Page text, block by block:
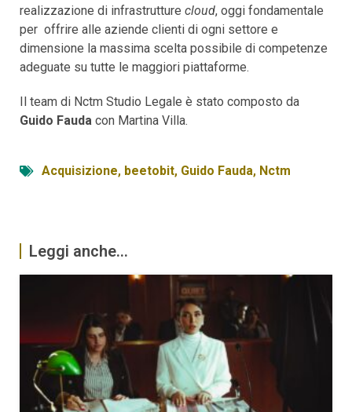
realizzazione di infrastrutture cloud, oggi fondamentale
per offrire alle aziende clienti di ogni settore e
dimensione la massima scelta possibile di competenze
adeguate su tutte le maggiori piattaforme.
Il team di Nctm Studio Legale è stato composto da
Guido Fauda con Martina Villa.
Acquisizione, beetobit, Guido Fauda, Nctm
Leggi anche...